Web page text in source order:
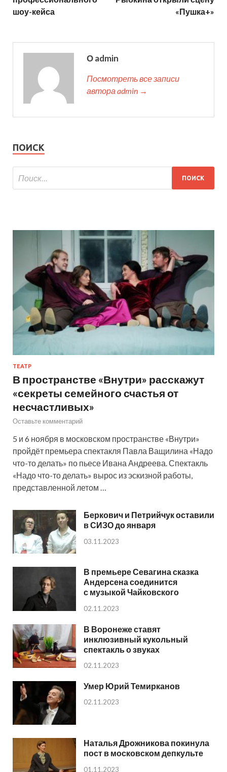
шоу-кейса
«Пушка+»
О admin
Посмотреть все записи
автора admin →
ПОИСК
ТЕАТР
В пространстве «Внутри» расскажут
«секреты семейного счастья от
несчастливых»
Оставьте комментарий
5 и 6 ноября в московском пространстве «Внутри»
пройдёт премьера спектакля Павла Ващилина «Надо
что-то делать» по пьесе Ивана Андреева. Спектакль
«Надо что-то делать» вырос из эскизной работы,
представленной летом …
Беркович и Петрийчук оставили
в СИЗО до января
03.11.2023
В премьере Севагина сказка
Андерсена соединится
с музыкой Чайковского
02.11.2023
В Воронеже ставят
инклюзивный кукольный
спектакль о звуках
02.11.2023
Умер Юрий Темирканов
02.11.2023
Наталья Дрожникова покинула
пост в московском депкульте
01.11.2023